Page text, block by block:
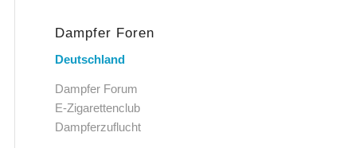
Dampfer Foren
Deutschland
Dampfer Forum
E-Zigarettenclub
Dampferzuflucht